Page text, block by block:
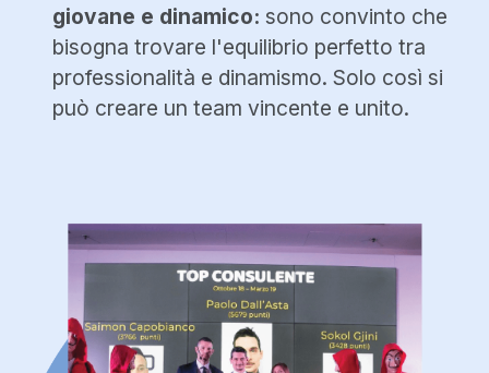
giovane e dinamico: sono convinto che
bisogna trovare l'equilibrio perfetto tra
professionalità e dinamismo. Solo così si
può creare un team vincente e unito.